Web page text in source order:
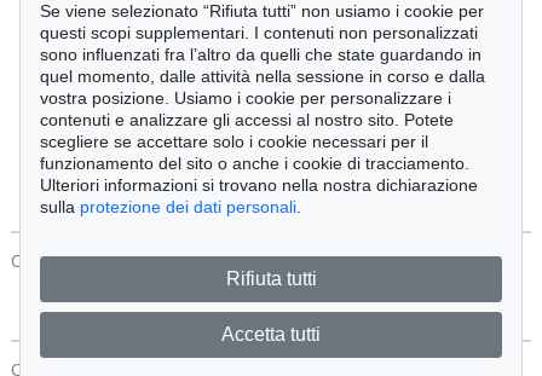
Tutti gli oggetti
Solo offerte attuali
Solo oggetti venduti
Cerca
CONTATTI Protezione Dei Dati
CONTATTI
Se viene selezionato “Rifiuta tutti” non usiamo i cookie per
questi scopi supplementari. I contenuti non personalizzati
sono influenzati fra l’altro da quelli che state guardando in
quel momento, dalle attività nella sessione in corso e dalla
vostra posizione. Usiamo i cookie per personalizzare i
contenuti e analizzare gli accessi al nostro sito. Potete
scegliere se accettare solo i cookie necessari per il
funzionamento del sito o anche i cookie di tracciamento.
Ulteriori informazioni si trovano nella nostra dichiarazione
sulla protezione dei dati personali
Rifiuta tutti
Accetta tutti